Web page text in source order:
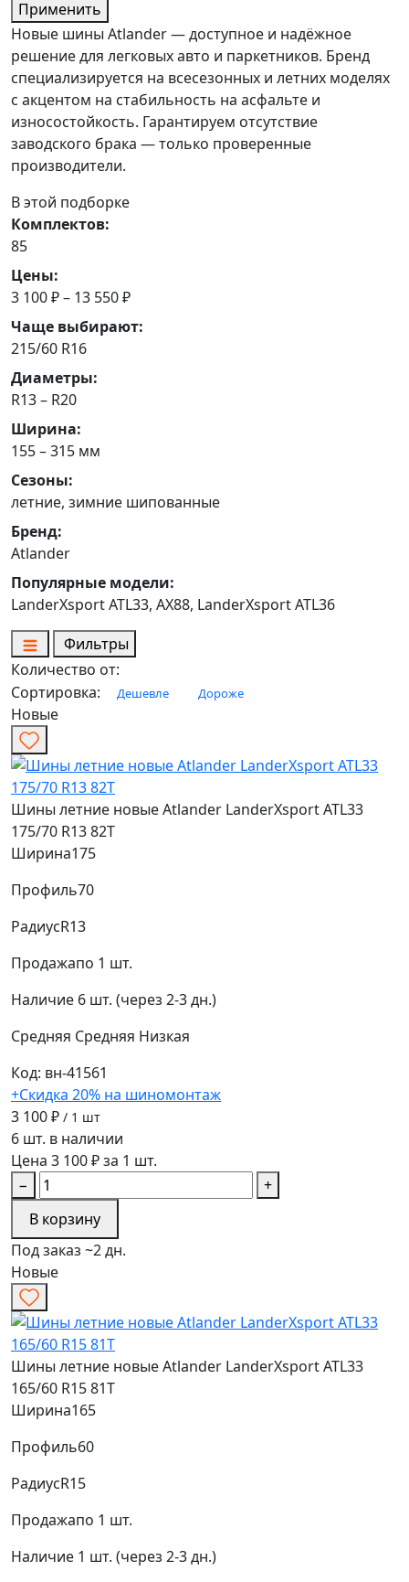
Применить
Новые шины Atlander — доступное и надёжное
решение для легковых авто и паркетников. Бренд
специализируется на всесезонных и летних моделях
с акцентом на стабильность на асфальте и
износостойкость. Гарантируем отсутствие
заводского брака — только проверенные
производители.
В этой подборке
Комплектов:
85
Цены:
3 100 ₽ – 13 550 ₽
Чаще выбирают:
215/60 R16
Диаметры:
R13 – R20
Ширина:
155 – 315 мм
Сезоны:
летние, зимние шипованные
Бренд:
Atlander
Популярные модели:
LanderXsport ATL33, AX88, LanderXsport ATL36
Фильтры
Количество от:
Сортировка:
Дешевле Дороже
Новые
Шины летние новые Atlander LanderXsport ATL33
175/70 R13 82T
Ширина175
Профиль70
РадиусR13
Продажапо 1 шт.
Наличие 6 шт. (через 2-3 дн.)
Средняя Средняя Низкая
Код: вн-41561
+Скидка 20% на шиномонтаж
3 100 ₽ / 1 шт
6 шт. в наличии
Цена 3 100 ₽ за 1 шт.
−
+
В корзину
Под заказ ~2 дн.
Новые
Шины летние новые Atlander LanderXsport ATL33
165/60 R15 81T
Ширина165
Профиль60
РадиусR15
Продажапо 1 шт.
Наличие 1 шт. (через 2-3 дн.)